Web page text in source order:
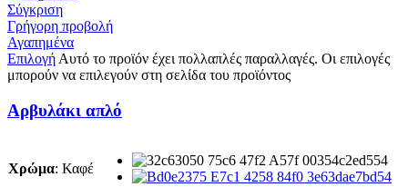
Σύγκριση
Γρήγορη προβολή
Αγαπημένα
Επιλογή Αυτό το προϊόν έχει πολλαπλές παραλλαγές. Οι επιλογές
μπορούν να επιλεγούν στη σελίδα του προϊόντος
Αρβυλάκι απλό
Χρώμα: Καφέ